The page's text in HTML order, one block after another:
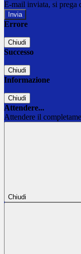
E-mail inviata, si prega
Errore
Chiudi
Successo
Chiudi
Informazione
Chiudi
Attendere...
Attendere il
Chiudi